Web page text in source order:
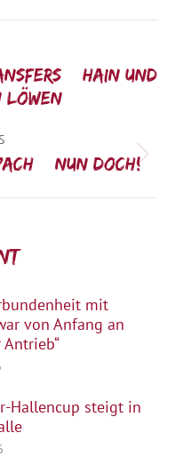
– Hain und
Löwen
– nun doch!
mit
von Anfang an
Hallencup steigt in